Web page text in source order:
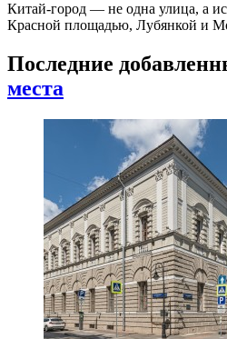
Китай-город — не одна улица, а
Красной площадью, Лубянкой и
Последние
места